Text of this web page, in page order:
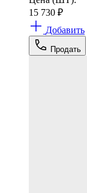
15 730 ₽
Добавить
Продать